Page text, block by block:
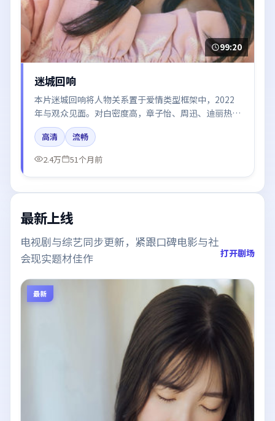
99:20
迷城回响
本片迷城回响将人物关系置于爱情类型框架中，2022
年与观众见面。对白密度高，章子怡、周迅、迪丽热
巴、白宇、谭卓的台词节奏值得关注；整体气质偏中国
香港都市与冷色调摄影。
高清
流畅
2.4万
51个月前
最新上线
电视剧与综艺同步更新，紧跟口碑电影与社
会现实题材佳作
打开剧场
最新